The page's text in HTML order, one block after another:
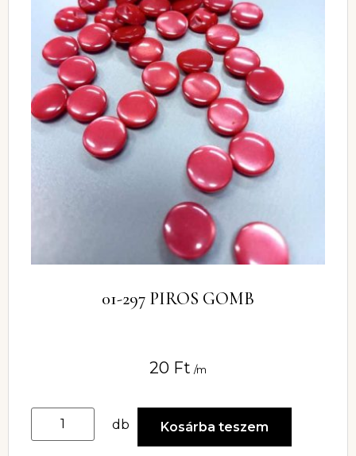
01-297 PIROS GOMB
20 Ft /m
db Kosárba teszem